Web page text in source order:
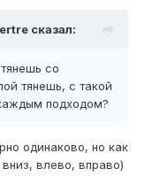
сказал:
со
тянешь, с такой
подходом?
одинаково, но как
влево, вправо)